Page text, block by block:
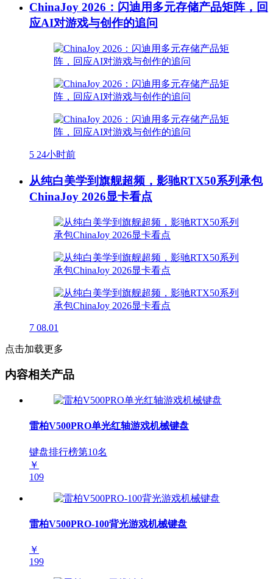
ChinaJoy 2026：闪迪用多元存储产品矩阵，回
应AI对游戏与创作的追问
5 24小时前
从纯白美学到旗舰超频，影驰RTX50系列承包
ChinaJoy 2026显卡看点
7 08.01
点击加载更多
内容相关产品
雷柏V500PRO单光红轴游戏机械键盘
键盘排行榜第10名
￥
109
雷柏V500PRO-100背光游戏机械键盘
￥
199